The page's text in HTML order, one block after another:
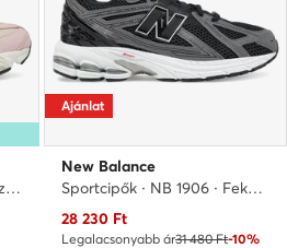
Sportcipők · NB 9060 · Rózsaszín
Ajánlat
New Balance
Sportcipők · NB 1906 · Fekete
Aktuális ár
28 230 Ft
Legalacsonyabb ár31 480 Ft-10%